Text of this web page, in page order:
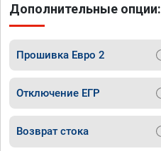
Дополнительные опции:
Прошивка Евро 2
Отключение ЕГР
Возврат стока